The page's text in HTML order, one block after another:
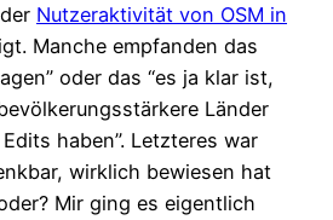
Nutzeraktivität von OSM in
Manche empfanden das
oder das “es ja klar ist,
Länder
haben”. Letzteres war
wirklich bewiesen hat
Mir ging es eigentlich